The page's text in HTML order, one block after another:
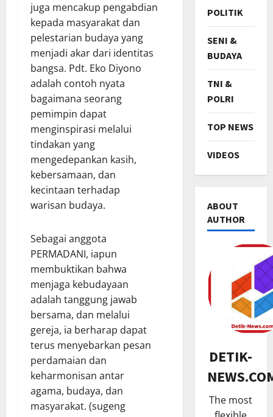
juga mencakup pengabdian
kepada masyarakat dan
pelestarian budaya yang
menjadi akar dari identitas
bangsa. Pdt. Eko Diyono
adalah contoh nyata
bagaimana seorang
pemimpin dapat
menginspirasi melalui
tindakan yang
mengedepankan kasih,
kebersamaan, dan
kecintaan terhadap
warisan budaya.
Sebagai anggota
PERMADANI, iapun
membuktikan bahwa
menjaga kebudayaan
adalah tanggung jawab
bersama, dan melalui
gereja, ia berharap dapat
terus menyebarkan pesan
perdamaian dan
keharmonisan antar
agama, budaya, dan
masyarakat. (sugeng
POLITIK
SENI &
BUDAYA
TNI &
POLRI
TOP NEWS
VIDEOS
ABOUT
AUTHOR
DETIK-
The most
POLITIK
S
o
s
i
a
l
i
s
s
3
P
a
g